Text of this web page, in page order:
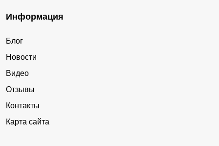
Информация
Блог
Новости
Видео
Отзывы
Контакты
Карта сайта